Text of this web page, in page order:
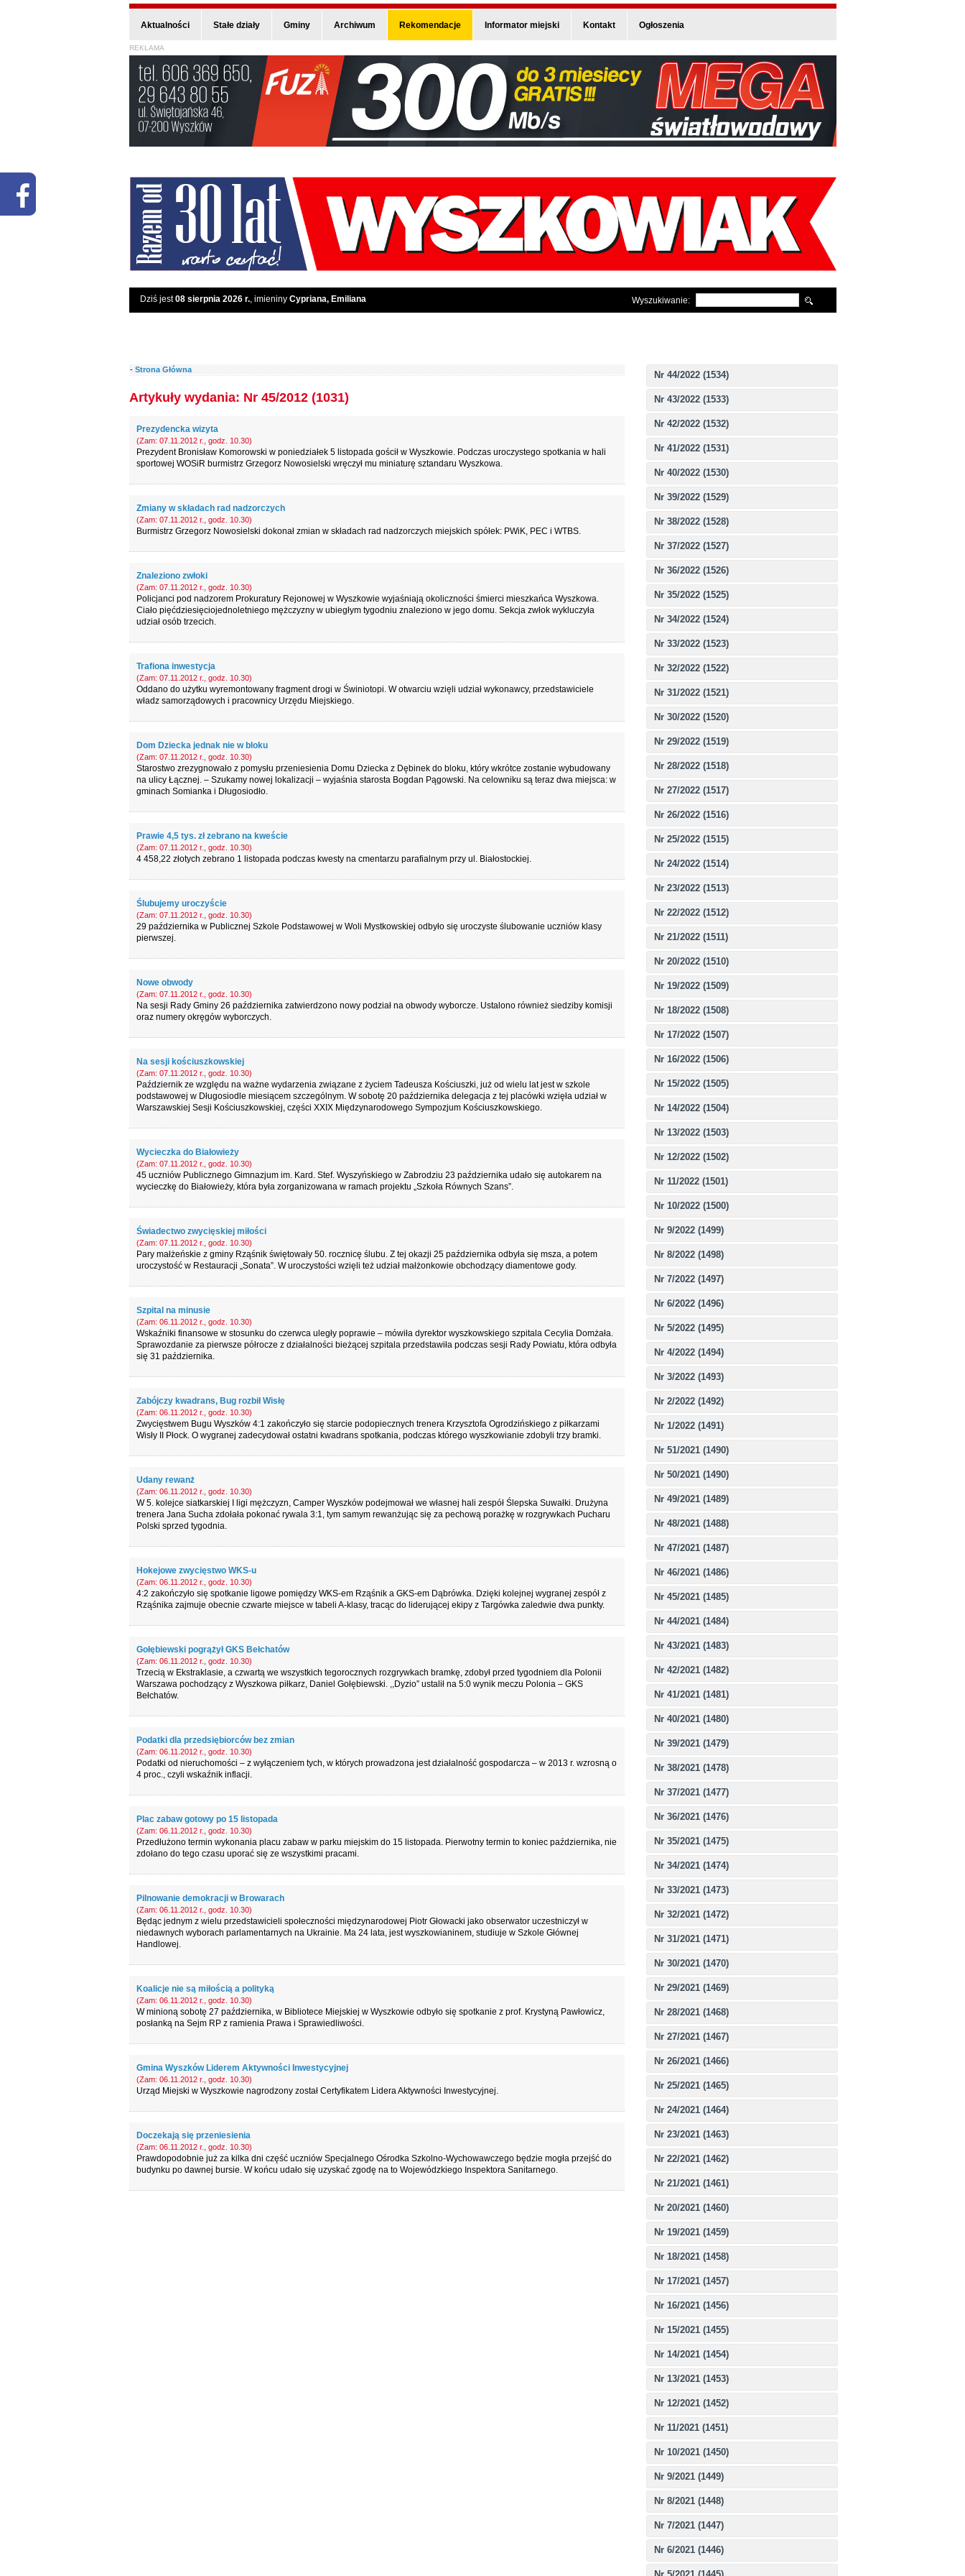
Aktualności Stałe działy Gminy Archiwum Rekomendacje Informator miejski Kontakt Ogłoszenia
REKLAMA
Dziś jest08 sierpnia 2026 r., imieniny Cypriana, Emiliana Wyszukiwanie:
Nr 44/2022 (1534)
Nr 43/2022 (1533)
Nr 42/2022 (1532)
Nr 41/2022 (1531)
Nr 40/2022 (1530)
Nr 39/2022 (1529)
Nr 38/2022 (1528)
Nr 37/2022 (1527)
Nr 36/2022 (1526)
Nr 35/2022 (1525)
Nr 34/2022 (1524)
Nr 33/2022 (1523)
Nr 32/2022 (1522)
Nr 31/2022 (1521)
Nr 30/2022 (1520)
Nr 29/2022 (1519)
Nr 28/2022 (1518)
Nr 27/2022 (1517)
Nr 26/2022 (1516)
Nr 25/2022 (1515)
Nr 24/2022 (1514)
Nr 23/2022 (1513)
Nr 22/2022 (1512)
Nr 21/2022 (1511)
Nr 20/2022 (1510)
Nr 19/2022 (1509)
Nr 18/2022 (1508)
Nr 17/2022 (1507)
Nr 16/2022 (1506)
Nr 15/2022 (1505)
Nr 14/2022 (1504)
Nr 13/2022 (1503)
Nr 12/2022 (1502)
Nr 11/2022 (1501)
Nr 10/2022 (1500)
Nr 9/2022 (1499)
Nr 8/2022 (1498)
Nr 7/2022 (1497)
Nr 6/2022 (1496)
Nr 5/2022 (1495)
Nr 4/2022 (1494)
Nr 3/2022 (1493)
Nr 2/2022 (1492)
Nr 1/2022 (1491)
Nr 51/2021 (1490)
Nr 50/2021 (1490)
Nr 49/2021 (1489)
Nr 48/2021 (1488)
Nr 47/2021 (1487)
Nr 46/2021 (1486)
Nr 45/2021 (1485)
Nr 44/2021 (1484)
Nr 43/2021 (1483)
Nr 42/2021 (1482)
Nr 41/2021 (1481)
Nr 40/2021 (1480)
Nr 39/2021 (1479)
Nr 38/2021 (1478)
Nr 37/2021 (1477)
Nr 36/2021 (1476)
Nr 35/2021 (1475)
Nr 34/2021 (1474)
Nr 33/2021 (1473)
Nr 32/2021 (1472)
Nr 31/2021 (1471)
Nr 30/2021 (1470)
Nr 29/2021 (1469)
Nr 28/2021 (1468)
Nr 27/2021 (1467)
Nr 26/2021 (1466)
Nr 25/2021 (1465)
Nr 24/2021 (1464)
Nr 23/2021 (1463)
Nr 22/2021 (1462)
Nr 21/2021 (1461)
Nr 20/2021 (1460)
Nr 19/2021 (1459)
Nr 18/2021 (1458)
Nr 17/2021 (1457)
Nr 16/2021 (1456)
Nr 15/2021 (1455)
Nr 14/2021 (1454)
Nr 13/2021 (1453)
Nr 12/2021 (1452)
Nr 11/2021 (1451)
Nr 10/2021 (1450)
Nr 9/2021 (1449)
Nr 8/2021 (1448)
Nr 7/2021 (1447)
Nr 6/2021 (1446)
- Strona Główna
Artykuły wydania: Nr 45/2012 (1031)
Prezydencka wizyta
(Zam: 07.11.2012 r., godz. 10.30)
Prezydent Bronisław Komorowski w poniedziałek 5 listopada gościł w Wyszkowie. Podczas uroczystego spotkania w hali
sportowej WOSiR burmistrz Grzegorz Nowosielski wręczył mu miniaturę sztandaru Wyszkowa.
Zmiany w składach rad nadzorczych
(Zam: 07.11.2012 r., godz. 10.30)
Burmistrz Grzegorz Nowosielski dokonał zmian w składach rad nadzorczych miejskich spółek: PWiK, PEC i WTBS.
Znaleziono zwłoki
(Zam: 07.11.2012 r., godz. 10.30)
Policjanci pod nadzorem Prokuratury Rejonowej w Wyszkowie wyjaśniają okoliczności śmierci mieszkańca Wyszkowa.
Ciało pięćdziesięciojednoletniego mężczyzny w ubiegłym tygodniu znaleziono w jego domu. Sekcja zwłok wykluczyła
udział osób trzecich.
Trafiona inwestycja
(Zam: 07.11.2012 r., godz. 10.30)
Oddano do użytku wyremontowany fragment drogi w Świniotopi. W otwarciu wzięli udział wykonawcy, przedstawiciele
władz samorządowych i pracownicy Urzędu Miejskiego.
Dom Dziecka jednak nie w bloku
(Zam: 07.11.2012 r., godz. 10.30)
Starostwo zrezygnowało z pomysłu przeniesienia Domu Dziecka z Dębinek do bloku, który wkrótce zostanie wybudowany
na ulicy Łącznej. – Szukamy nowej lokalizacji – wyjaśnia starosta Bogdan Pągowski. Na celowniku są teraz dwa miejsca: w
gminach Somianka i Długosiodło.
Prawie 4,5 tys. zł zebrano na kweście
(Zam: 07.11.2012 r., godz. 10.30)
4 458,22 złotych zebrano 1 listopada podczas kwesty na cmentarzu parafialnym przy ul. Białostockiej.
Ślubujemy uroczyście
(Zam: 07.11.2012 r., godz. 10.30)
29 października w Publicznej Szkole Podstawowej w Woli Mystkowskiej odbyło się uroczyste ślubowanie uczniów klasy
pierwszej.
Nowe obwody
(Zam: 07.11.2012 r., godz. 10.30)
Na sesji Rady Gminy 26 października zatwierdzono nowy podział na obwody wyborcze. Ustalono również siedziby komisji
oraz numery okręgów wyborczych.
Na sesji kościuszkowskiej
(Zam: 07.11.2012 r., godz. 10.30)
Październik ze względu na ważne wydarzenia związane z życiem Tadeusza Kościuszki, już od wielu lat jest w szkole
podstawowej w Długosiodle miesiącem szczególnym. W sobotę 20 października delegacja z tej placówki wzięła udział w
Warszawskiej Sesji Kościuszkowskiej, części XXIX Międzynarodowego Sympozjum Kościuszkowskiego.
Wycieczka do Białowieży
(Zam: 07.11.2012 r., godz. 10.30)
45 uczniów Publicznego Gimnazjum im. Kard. Stef. Wyszyńskiego w Zabrodziu 23 października udało się autokarem na
wycieczkę do Białowieży, która była zorganizowana w ramach projektu „Szkoła Równych Szans”.
Świadectwo zwycięskiej miłości
(Zam: 07.11.2012 r., godz. 10.30)
Pary małżeńskie z gminy Rząśnik świętowały 50. rocznicę ślubu. Z tej okazji 25 października odbyła się msza, a potem
uroczystość w Restauracji „Sonata”. W uroczystości wzięli też udział małżonkowie obchodzący diamentowe gody.
Szpital na minusie
(Zam: 06.11.2012 r., godz. 10.30)
Wskaźniki finansowe w stosunku do czerwca uległy poprawie – mówiła dyrektor wyszkowskiego szpitala Cecylia Domżała.
Sprawozdanie za pierwsze półrocze z działalności bieżącej szpitala przedstawiła podczas sesji Rady Powiatu, która odbyła
się 31 października.
Zabójczy kwadrans, Bug rozbił Wisłę
(Zam: 06.11.2012 r., godz. 10.30)
Zwycięstwem Bugu Wyszków 4:1 zakończyło się starcie podopiecznych trenera Krzysztofa Ogrodzińskiego z piłkarzami
Wisły II Płock. O wygranej zadecydował ostatni kwadrans spotkania, podczas którego wyszkowianie zdobyli trzy bramki.
Udany rewanż
(Zam: 06.11.2012 r., godz. 10.30)
W 5. kolejce siatkarskiej I ligi mężczyzn, Camper Wyszków podejmował we własnej hali zespół Ślepska Suwałki. Drużyna
trenera Jana Sucha zdołała pokonać rywala 3:1, tym samym rewanżując się za pechową porażkę w rozgrywkach Pucharu
Polski sprzed tygodnia.
Hokejowe zwycięstwo WKS-u
(Zam: 06.11.2012 r., godz. 10.30)
4:2 zakończyło się spotkanie ligowe pomiędzy WKS-em Rząśnik a GKS-em Dąbrówka. Dzięki kolejnej wygranej zespół z
Rząśnika zajmuje obecnie czwarte miejsce w tabeli A-klasy, tracąc do liderującej ekipy z Targówka zaledwie dwa punkty.
Gołębiewski pogrążył GKS Bełchatów
(Zam: 06.11.2012 r., godz. 10.30)
Trzecią w Ekstraklasie, a czwartą we wszystkich tegorocznych rozgrywkach bramkę, zdobył przed tygodniem dla Polonii
Warszawa pochodzący z Wyszkowa piłkarz, Daniel Gołębiewski. ,,Dyzio” ustalił na 5:0 wynik meczu Polonia – GKS
Bełchatów.
Podatki dla przedsiębiorców bez zmian
(Zam: 06.11.2012 r., godz. 10.30)
Podatki od nieruchomości – z wyłączeniem tych, w których prowadzona jest działalność gospodarcza – w 2013 r. wzrosną o
4 proc., czyli wskaźnik inflacji.
Plac zabaw gotowy po 15 listopada
(Zam: 06.11.2012 r., godz. 10.30)
Przedłużono termin wykonania placu zabaw w parku miejskim do 15 listopada. Pierwotny termin to koniec października, nie
zdołano do tego czasu uporać się ze wszystkimi pracami.
Pilnowanie demokracji w Browarach
(Zam: 06.11.2012 r., godz. 10.30)
Będąc jednym z wielu przedstawicieli społeczności międzynarodowej Piotr Głowacki jako obserwator uczestniczył w
niedawnych wyborach parlamentarnych na Ukrainie. Ma 24 lata, jest wyszkowianinem, studiuje w Szkole Głównej
Handlowej.
Koalicje nie są miłością a polityką
(Zam: 06.11.2012 r., godz. 10.30)
W minioną sobotę 27 października, w Bibliotece Miejskiej w Wyszkowie odbyło się spotkanie z prof. Krystyną Pawłowicz,
posłanką na Sejm RP z ramienia Prawa i Sprawiedliwości.
Gmina Wyszków Liderem Aktywności Inwestycyjnej
(Zam: 06.11.2012 r., godz. 10.30)
Urząd Miejski w Wyszkowie nagrodzony został Certyfikatem Lidera Aktywności Inwestycyjnej.
Doczekają się przeniesienia
(Zam: 06.11.2012 r., godz. 10.30)
Prawdopodobnie już za kilka dni część uczniów Specjalnego Ośrodka Szkolno-Wychowawczego będzie mogła przejść do
budynku po dawnej bursie. W końcu udało się uzyskać zgodę na to Wojewódzkiego Inspektora Sanitarnego.